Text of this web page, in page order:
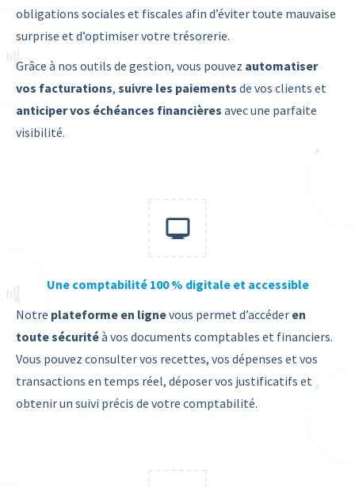
obligations sociales et fiscales afin d’éviter toute mauvaise
surprise et d’optimiser votre trésorerie.
Grâce à nos outils de gestion, vous pouvez automatiser
vos facturations, suivre les paiements de vos clients et
anticiper vos échéances financières avec une parfaite
visibilité.
Une comptabilité 100 % digitale et accessible
Notre plateforme en lignevous permet d’accéder en
toute sécuritéà vos documents comptables et financiers.
Vous pouvez consulter vos recettes, vos dépenses et vos
transactions en temps réel, déposer vos justificatifs et
obtenir un suivi précis de votre comptabilité.